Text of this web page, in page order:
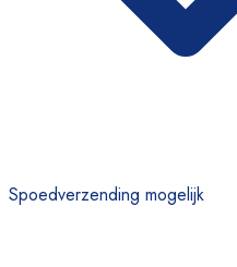
Spoedverzending mogelijk